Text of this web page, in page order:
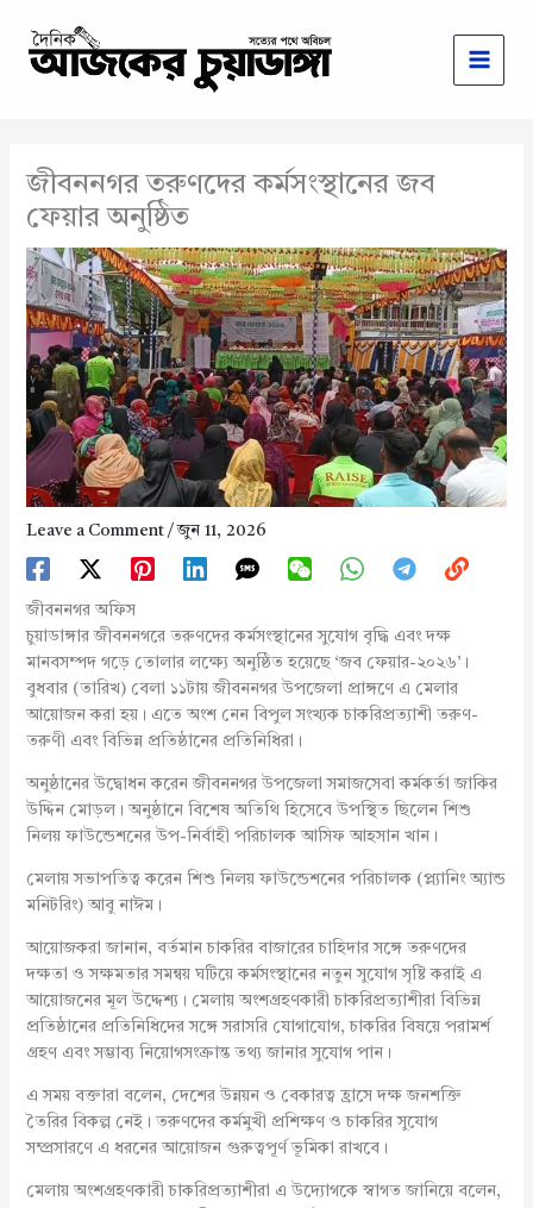
content
জীবননগর তরুণদের কর্মসংস্থানের জব
ফেয়ার অনুষ্ঠিত
Leave a Comment /জুন 11, 2026
জীবননগর অফিস
চুয়াডাঙ্গার জীবননগরে তরুণদের কর্মসংস্থানের সুযোগ বৃদ্ধি এবং দক্ষ
মানবসম্পদ গড়ে তোলার লক্ষ্যে অনুষ্ঠিত হয়েছে ‘জব ফেয়ার-২০২৬’।
বুধবার (তারিখ) বেলা ১১টায় জীবননগর উপজেলা প্রাঙ্গণে এ মেলার
আয়োজন করা হয়। এতে অংশ নেন বিপুল সংখ্যক চাকরিপ্রত্যাশী তরুণ-
তরুণী এবং বিভিন্ন প্রতিষ্ঠানের প্রতিনিধিরা।
অনুষ্ঠানের উদ্বোধন করেন জীবননগর উপজেলা সমাজসেবা কর্মকর্তা জাকির
উদ্দিন মোড়ল। অনুষ্ঠানে বিশেষ অতিথি হিসেবে উপস্থিত ছিলেন শিশু
নিলয় ফাউন্ডেশনের উপ-নির্বাহী পরিচালক আসিফ আহসান খান।
মেলায় সভাপতিত্ব করেন শিশু নিলয় ফাউন্ডেশনের পরিচালক (প্ল্যানিং অ্যান্ড
মনিটরিং) আবু নাঈম।
আয়োজকরা জানান, বর্তমান চাকরির বাজারের চাহিদার সঙ্গে তরুণদের
দক্ষতা ও সক্ষমতার সমন্বয় ঘটিয়ে কর্মসংস্থানের নতুন সুযোগ সৃষ্টি করাই এ
আয়োজনের মূল উদ্দেশ্য। মেলায় অংশগ্রহণকারী চাকরিপ্রত্যাশীরা বিভিন্ন
প্রতিষ্ঠানের প্রতিনিধিদের সঙ্গে সরাসরি যোগাযোগ, চাকরির বিষয়ে পরামর্শ
গ্রহণ এবং সম্ভাব্য নিয়োগসংক্রান্ত তথ্য জানার সুযোগ পান।
এ সময় বক্তারা বলেন, দেশের উন্নয়ন ও বেকারত্ব হ্রাসে দক্ষ জনশক্তি
তৈরির বিকল্প নেই। তরুণদের কর্মমুখী প্রশিক্ষণ ও চাকরির সুযোগ
সম্প্রসারণে এ ধরনের আয়োজন গুরুত্বপূর্ণ ভূমিকা রাখবে।
মেলায় অংশগ্রহণকারী চাকরিপ্রত্যাশীরা এ উদ্যোগকে স্বাগত জানিয়ে বলেন,